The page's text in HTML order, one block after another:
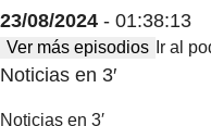
23/08/2024 - 01:38:13
Ver más episodios Ir al
Noticias en 3′
Noticias en 3′